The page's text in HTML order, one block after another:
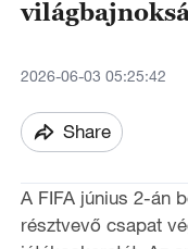
2026-06-03 05:25:42
Share
A FIFA június 2-án
résztvevő csapat